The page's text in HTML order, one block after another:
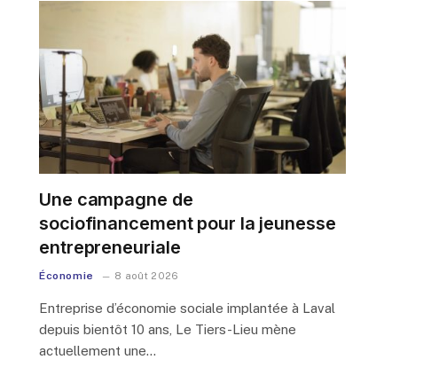
Une campagne de
sociofinancement pour la jeunesse
entrepreneuriale
Économie 8 août 2026
Entreprise d’économie sociale implantée à Laval
depuis bientôt 10 ans, Le Tiers-Lieu mène
actuellement une…